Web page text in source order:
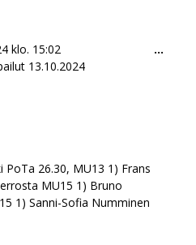
klo. 15:02
13.10.2024
PoTa 26.30, MU13 1) Frans
MU15 1) Bruno
1) Sanni-Sofia Numminen
...